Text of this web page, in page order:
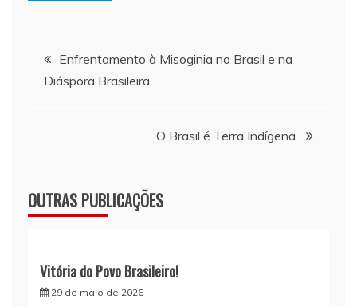
Navegação
de
Enfrentamento à Misoginia no Brasil e na
Diáspora Brasileira
O Brasil é Terra Indígena.
OUTRAS PUBLICAÇÕES
Vitória do Povo Brasileiro!
29 de maio de 2026